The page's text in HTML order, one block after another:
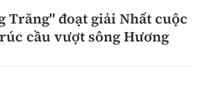
Trăng" đoạt giải Nhất cuộc
cầu vượt sông Hương